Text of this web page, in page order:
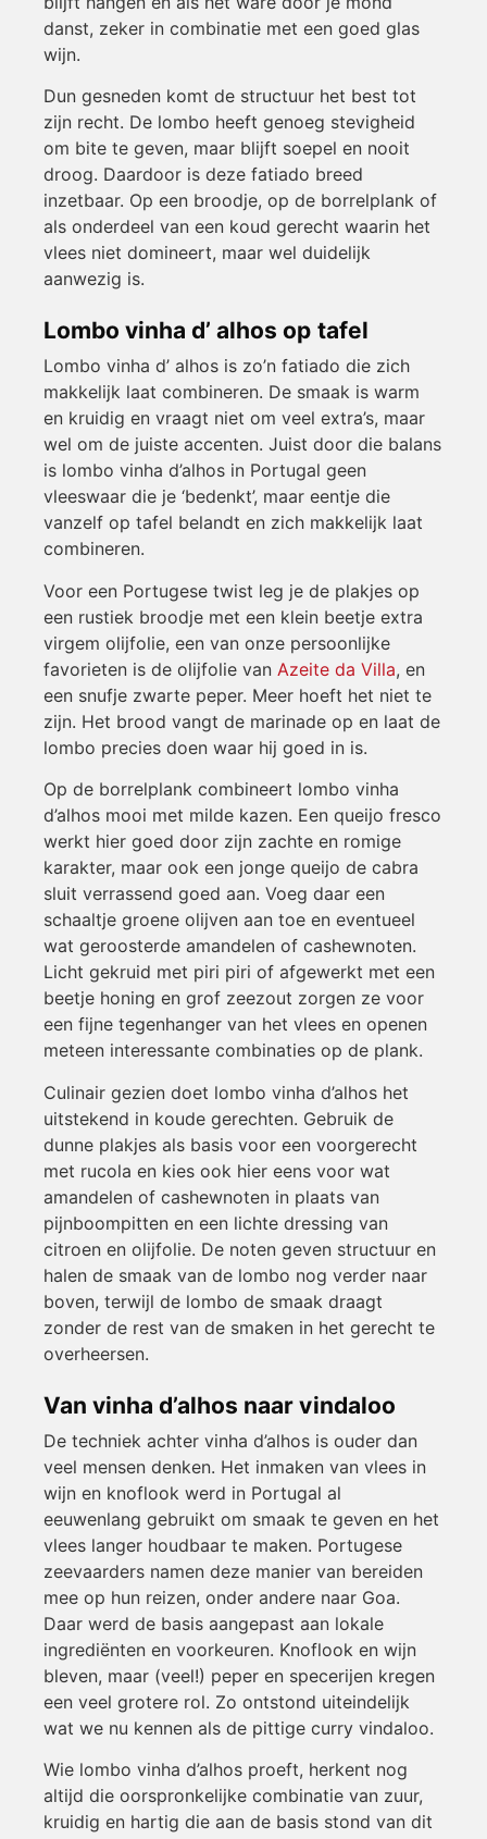
danst, zeker in combinatie met een goed glas
wijn.
Dun gesneden komt de structuur het best tot
zijn recht. De lombo heeft genoeg stevigheid
om bite te geven, maar blijft soepel en nooit
droog. Daardoor is deze fatiado breed
inzetbaar. Op een broodje, op de borrelplank of
als onderdeel van een koud gerecht waarin het
vlees niet domineert, maar wel duidelijk
aanwezig is.
Lombo vinha d’ alhos op tafel
Lombo vinha d’ alhos is zo’n fatiado die zich
makkelijk laat combineren. De smaak is warm
en kruidig en vraagt niet om veel extra’s, maar
wel om de juiste accenten. Juist door die balans
is lombo vinha d’alhos in Portugal geen
vleeswaar die je ‘bedenkt’, maar eentje die
vanzelf op tafel belandt en zich makkelijk laat
combineren.
Voor een Portugese twist leg je de plakjes op
een rustiek broodje met een klein beetje extra
virgem olijfolie, een van onze persoonlijke
favorieten is de olijfolie van Azeite da Villa, en
een snufje zwarte peper. Meer hoeft het niet te
zijn. Het brood vangt de marinade op en laat de
lombo precies doen waar hij goed in is.
Op de borrelplank combineert lombo vinha
d’alhos mooi met milde kazen. Een queijo fresco
werkt hier goed door zijn zachte en romige
karakter, maar ook een jonge queijo de cabra
sluit verrassend goed aan. Voeg daar een
schaaltje groene olijven aan toe en eventueel
wat geroosterde amandelen of cashewnoten.
Licht gekruid met piri piri of afgewerkt met een
beetje honing en grof zeezout zorgen ze voor
een fijne tegenhanger van het vlees en openen
meteen interessante combinaties op de plank.
Culinair gezien doet lombo vinha d’alhos het
uitstekend in koude gerechten. Gebruik de
dunne plakjes als basis voor een voorgerecht
met rucola en kies ook hier eens voor wat
amandelen of cashewnoten in plaats van
pijnboompitten en een lichte dressing van
citroen en olijfolie. De noten geven structuur en
halen de smaak van de lombo nog verder naar
boven, terwijl de lombo de smaak draagt
zonder de rest van de smaken in het gerecht te
overheersen.
Van vinha d’alhos naar vindaloo
De techniek achter vinha d’alhos is ouder dan
veel mensen denken. Het inmaken van vlees in
wijn en knoflook werd in Portugal al
eeuwenlang gebruikt om smaak te geven en het
vlees langer houdbaar te maken. Portugese
zeevaarders namen deze manier van bereiden
mee op hun reizen, onder andere naar Goa.
Daar werd de basis aangepast aan lokale
ingrediënten en voorkeuren. Knoflook en wijn
bleven, maar (veel!) peper en specerijen kregen
een veel grotere rol. Zo ontstond uiteindelijk
wat we nu kennen als de pittige curry vindaloo.
Wie lombo vinha d’alhos proeft, herkent nog
altijd die oorspronkelijke combinatie van zuur,
kruidig en hartig die aan de basis stond van dit